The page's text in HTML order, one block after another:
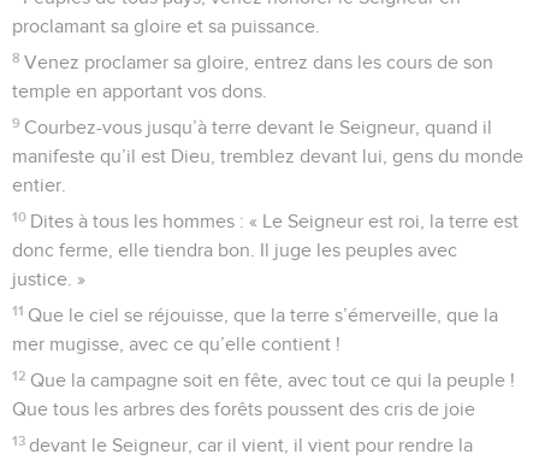
1 Venez, crions au Seigneur notre joie, faisons une ovation à
notre Rocher, notre Sauveur.
2 Présentons-nous devant lui, chantons notre
reconnaissance, faisons-lui une ovation en musique.
3 Car le Seigneur est le Grand Dieu, le Grand Roi qui domine
tous les dieux.
4 Il dispose des profondeurs de la terre, et le sommet des
montagnes est à lui.
5 A lui aussi la mer, puisqu’il l’a faite, et la terre, qu’il a
façonnée.
6 Entrez, inclinons-nous, courbons-nous, mettons-nous à
genoux devant le Seigneur, notre Créateur.
7 Car notre Dieu, c’est lui, nous sommes le peuple dont il est
le berger, le troupeau que sa main conduit. Aujourd’hui,